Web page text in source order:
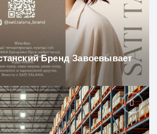
Бренд Завоевывает